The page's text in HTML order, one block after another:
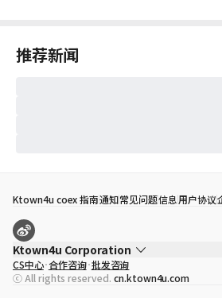
推荐新闻
Ktown4u coex 指南通知常见问题信息用户协议
Ktown4u Corporation
代表
宋効珉
营业执照 120-87-71116
CS中心 合作咨询 批发咨询
ⓒ All rights reserved. cn.ktown4u.com